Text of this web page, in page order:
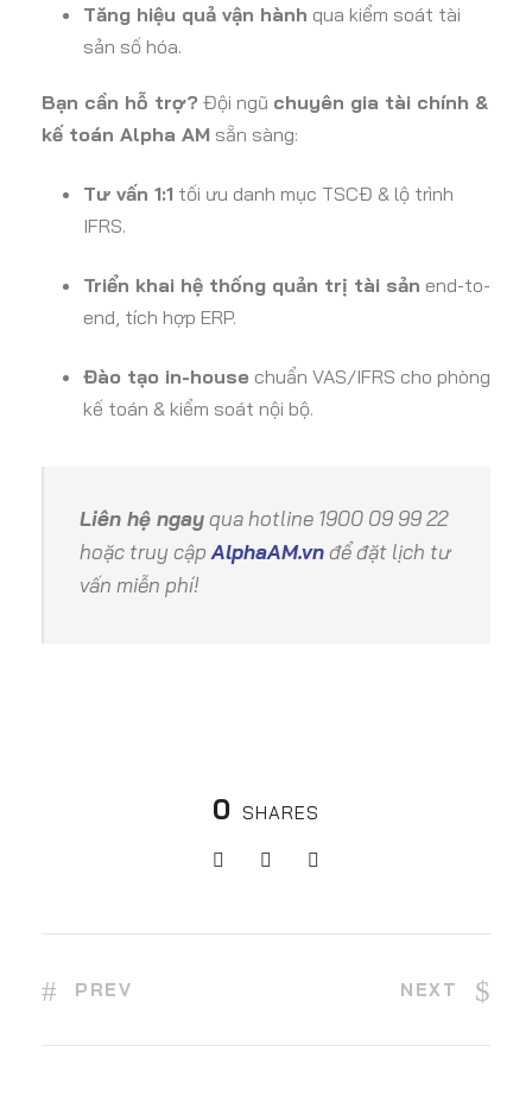
Tăng hiệu quả vận hành qua kiểm soát tài
sản số hóa.
Bạn cần hỗ trợ? Đội ngũ chuyên gia tài chính &
kế toán Alpha AM sẵn sàng:
Tư vấn 1:1 tối ưu danh mục TSCĐ & lộ trình
IFRS.
Triển khai hệ thống quản trị tài sản end-to-
end, tích hợp ERP.
Đào tạo in-house chuẩn VAS/IFRS cho phòng
kế toán & kiểm soát nội bộ.
Liên hệ ngayqua hotline 1900 09 99 22
hoặc truy cập AlphaAM.vnđể đặt lịch tư
vấn miễn phí!
0 SHARES
PREV NEXT